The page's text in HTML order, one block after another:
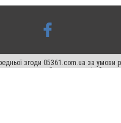
згоди 05361.com.ua за
другого абзацу в тексті або